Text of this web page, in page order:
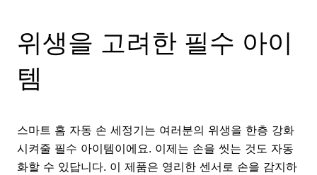
위생을 고려한 필수 아이
템
스마트 홈 자동 손 세정기는 여러분의 위생을 한층 강화
시켜줄 필수 아이템이에요. 이제는 손을 씻는 것도 자동
화할 수 있답니다. 이 제품은 영리한 센서로 손을 감지하